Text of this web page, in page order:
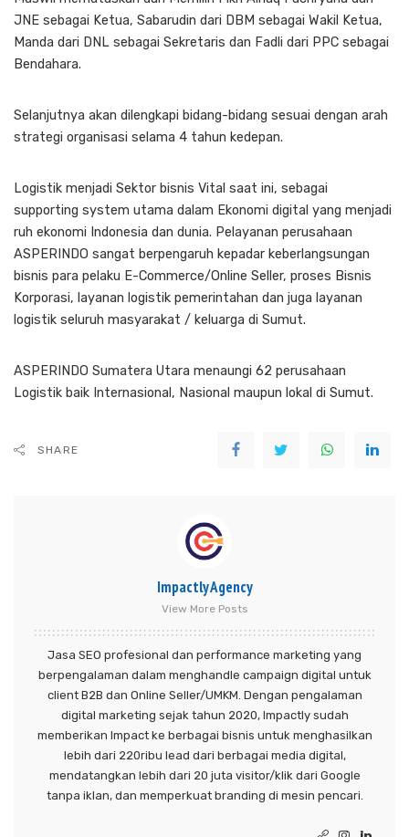
JNE sebagai Ketua, Sabarudin dari DBM sebagai Wakil Ketua,
Manda dari DNL sebagai Sekretaris dan Fadli dari PPC sebagai
Bendahara.
Selanjutnya akan dilengkapi bidang-bidang sesuai dengan arah
strategi organisasi selama 4 tahun kedepan.
Logistik menjadi Sektor bisnis Vital saat ini, sebagai
supporting system utama dalam Ekonomi digital yang menjadi
ruh ekonomi Indonesia dan dunia. Pelayanan perusahaan
ASPERINDO sangat berpengaruh kepadar keberlangsungan
bisnis para pelaku E-Commerce/Online Seller, proses Bisnis
Korporasi, layanan logistik pemerintahan dan juga layanan
logistik seluruh masyarakat / keluarga di Sumut.
ASPERINDO Sumatera Utara menaungi 62 perusahaan
Logistik baik Internasional, Nasional maupun lokal di Sumut.
SHARE
Impactly Agency
View More Posts
Jasa SEO profesional dan performance marketing yang
berpengalaman dalam menghandle campaign digital untuk
client B2B dan Online Seller/UMKM. Dengan pengalaman
digital marketing sejak tahun 2020, Impactly sudah
memberikan Impact ke berbagai bisnis untuk menghasilkan
lebih dari 220ribu lead dari berbagai media digital,
mendatangkan lebih dari 20 juta visitor/klik dari Google
tanpa iklan, dan memperkuat branding di mesin pencari.